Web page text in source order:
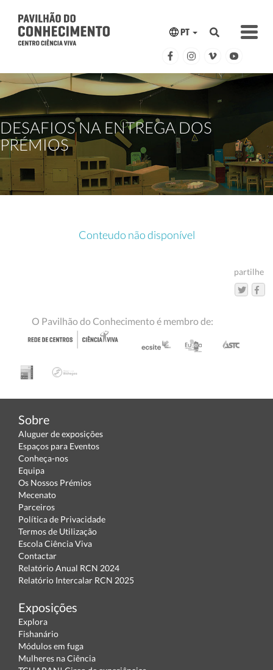
PT
DESAFIOS NA ENTREGA DOS
PRÉMIOS
Conteudo não disponível
partilhe
O Pavilhão do Conhecimento é membro de:
Sobre
Aluguer de exposições
Espaços para Eventos
Conheça-nos
Equipa
Os Nossos Prémios
Mecenato
Parceiros
Política de Privacidade
Termos de Utilização
Escola Ciência Viva
Contactar
Relatório Anual RCN 2024
Relatório Intercalar RCN 2025
Exposições
Explora
Fishanário
Módulos em fuga
Mulheres na Ciência